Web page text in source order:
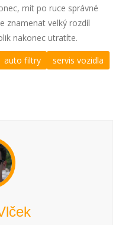
mít po ruce správné
znamenat velký rozdíl
nakonec utratíte.
auto filtry servis vozidla